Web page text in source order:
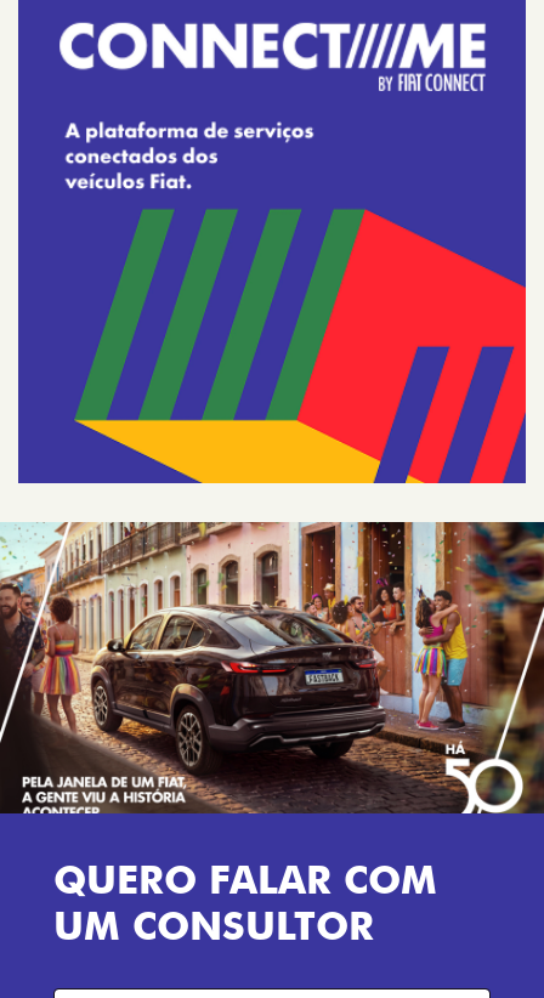
QUERO FALAR COM
UM CONSULTOR